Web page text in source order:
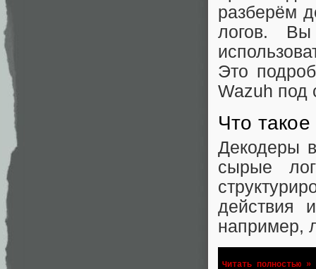
разберём
логов.
Это
Wazuh под
Что
Декодеры
сырые
действия
например,
Читать полностью »